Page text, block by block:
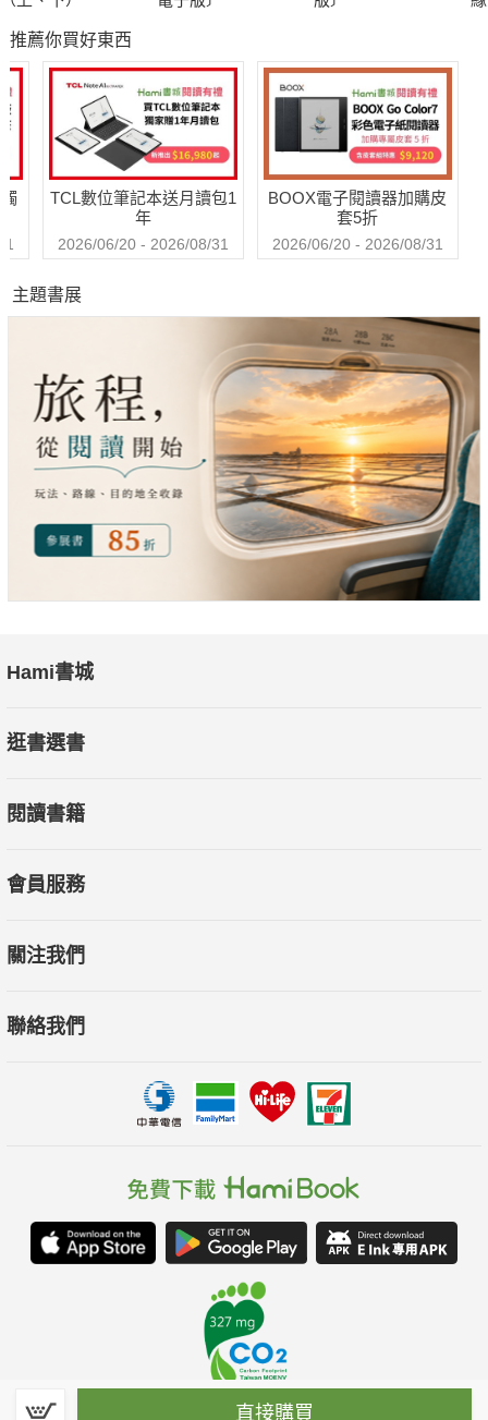
推薦你買好東西
TCL數位筆記本送月讀包1
年
2026/06/20 - 2026/08/31
BOOX電子閱讀器加購皮
套5折
2026/06/20 - 2026/08/31
直接購買
主題書展
Hami書城
逛書選書
閱讀書籍
會員服務
關注我們
聯絡我們